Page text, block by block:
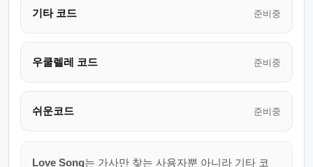
기타 코드 준비중
우쿨렐레 코드 준비중
쉬운코드 준비중
Love Song는 가사만 찾는 사용자뿐 아니라 기타 코